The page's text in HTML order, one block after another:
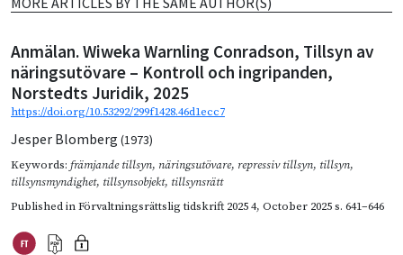
Anmälan. Wiweka Warnling Conradson, Tillsyn av
näringsutövare – Kontroll och ingripanden,
Norstedts Juridik, 2025
https://doi.org/10.53292/299f1428.46d1ecc7
Jesper Blomberg (1973)
Keywords: främjande tillsyn, näringsutövare, repressiv tillsyn, tillsyn,
tillsynsmyndighet, tillsynsobjekt, tillsynsrätt
Published inFörvaltningsrättslig tidskrift 2025 4, October 2025s. 641–646